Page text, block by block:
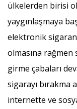
ülkelerden birisi
yaygınlaşmaya
elektronik
olmasına
girme çabaları
sigarayı bırakma
internette ve